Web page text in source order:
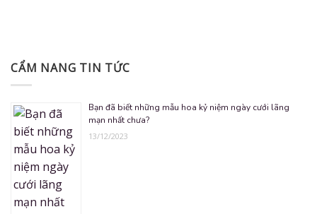
CẨM NANG TIN TỨC
Bạn đã biết những mẫu hoa kỷ niệm ngày cưới lãng
mạn nhất chưa?
13/12/2023